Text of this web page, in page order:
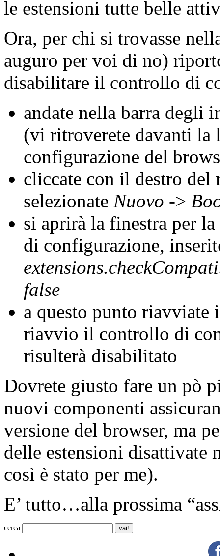
le estensioni tutte belle
Ora, per chi si trovasse
auguro per voi di no)
disabilitare il controllo di
andate nella barra degli
(vi ritroverete davanti la
configurazione del
cliccate con il destro del
selezionate Nuovo ->
si aprirà la finestra per
di configurazione,
false
a questo punto
riavvio il controllo di
risulterà disabilitato
Dovrete giusto fare un pò
nuovi componenti
versione del browser, ma
delle estensioni disattivate
così è stato per me).
E’ tutto…alla prossima
cerca